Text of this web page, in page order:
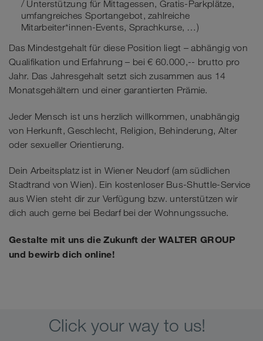
/ Unterstützung für Mittagessen, Gratis-Parkplätze,
umfangreiches Sportangebot, zahlreiche
Mitarbeiter*innen-Events, Sprachkurse, …)
Das Mindestgehalt für diese Position liegt – abhängig von
Qualifikation und Erfahrung – bei € 60.000,-- brutto pro
Jahr. Das Jahresgehalt setzt sich zusammen aus 14
Monatsgehältern und einer garantierten Prämie.
Jeder Mensch ist uns herzlich willkommen, unabhängig
von Herkunft, Geschlecht, Religion, Behinderung, Alter
oder sexueller Orientierung.
Dein Arbeitsplatz ist in Wiener Neudorf (am südlichen
Stadtrand von Wien). Ein kostenloser Bus-Shuttle-Service
aus Wien steht dir zur Verfügung bzw. unterstützen wir
dich auch gerne bei Bedarf bei der Wohnungssuche.
Gestalte mit uns die Zukunft der WALTER GROUP
und bewirb dich online!
Click your way to us!